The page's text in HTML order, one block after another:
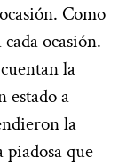
Como
ocasión.
la
estado a
la
piadosa que